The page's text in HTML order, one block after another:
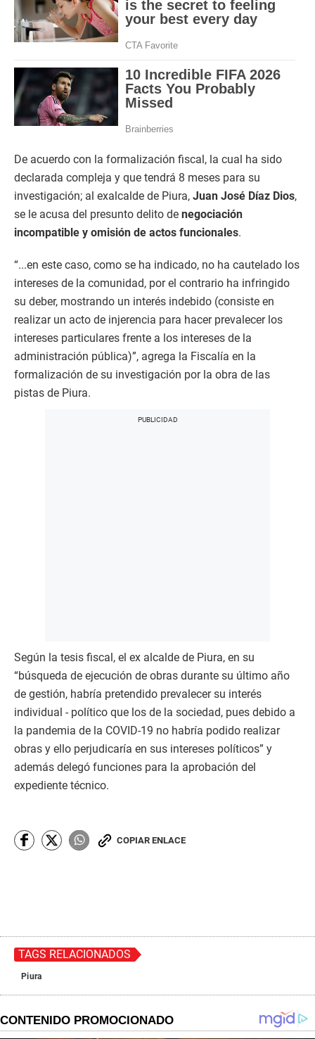
De acuerdo con la formalización fiscal, la cual ha sido
declarada compleja y que tendrá 8 meses para su
investigación; al exalcalde de Piura, Juan José Díaz Dios,
se le acusa del presunto delito de negociación
incompatible y omisión de actos funcionales.
“...en este caso, como se ha indicado, no ha cautelado los
intereses de la comunidad, por el contrario ha infringido
su deber, mostrando un interés indebido (consiste en
realizar un acto de injerencia para hacer prevalecer los
intereses particulares frente a los intereses de la
administración pública)”, agrega la Fiscalía en la
formalización de su investigación por la obra de las
pistas de Piura.
Según la tesis fiscal, el ex alcalde de Piura, en su
“búsqueda de ejecución de obras durante su último año
de gestión, habría pretendido prevalecer su interés
individual - político que los de la sociedad, pues debido a
la pandemia de la COVID-19 no habría podido realizar
obras y ello perjudicaría en sus intereses políticos” y
además delegó funciones para la aprobación del
expediente técnico.
COPIAR ENLACE
TAGS RELACIONADOS
Piura